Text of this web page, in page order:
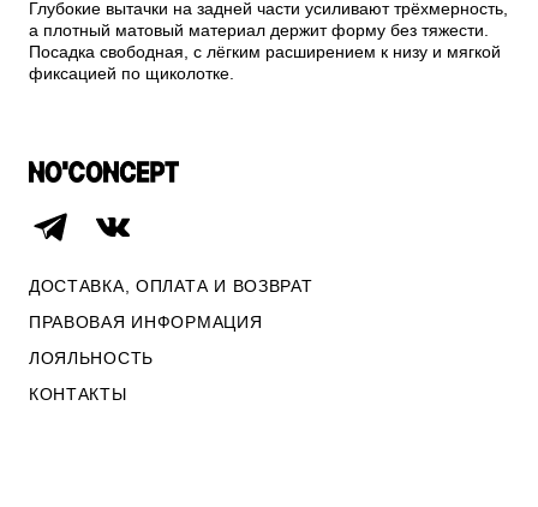
Глубокие вытачки на задней части усиливают трёхмерность,
а плотный матовый материал держит форму без тяжести.
Посадка свободная, с лёгким расширением к низу и мягкой
фиксацией по щиколотке.
ДОСТАВКА, ОПЛАТА И ВОЗВРАТ
ПРАВОВАЯ ИНФОРМАЦИЯ
ЛОЯЛЬНОСТЬ
КОНТАКТЫ